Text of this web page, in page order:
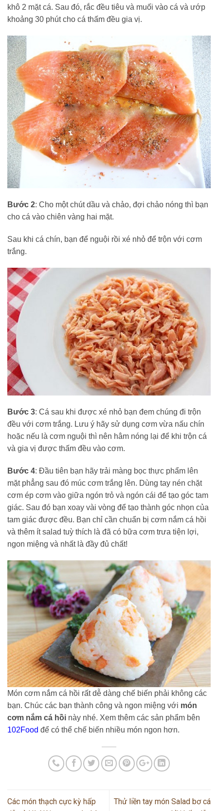
khô 2 mặt cá. Sau đó, rắc đều tiêu và muối vào cá và ướp
khoảng 30 phút cho cá thấm đều gia vị.
Bước 2: Cho một chút dầu và chảo, đợi chảo nóng thì bạn
cho cá vào chiên vàng hai mặt.
Sau khi cá chín, bạn để nguội rồi xé nhỏ để trộn với cơm
trắng.
Bước 3: Cá sau khi được xé nhỏ bạn đem chúng đi trộn
đều với cơm trắng. Lưu ý hãy sử dụng cơm vừa nấu chín
hoặc nếu là cơm nguội thì nên hâm nóng lại để khi trộn cá
và gia vị được thấm đều vào cơm.
Bước 4: Đầu tiên bạn hãy trải màng bọc thực phẩm lên
mặt phẳng sau đó múc cơm trắng lên. Dùng tay nén chặt
cơm ép cơm vào giữa ngón trỏ và ngón cái để tạo góc tam
giác. Sau đó bạn xoay vài vòng để tạo thành góc nhọn của
tam giác được đều. Bạn chỉ cần chuẩn bị cơm nắm cá hồi
và thêm ít salad tuỳ thích là đã có bữa cơm trưa tiện lợi,
ngon miệng và nhất là đầy đủ chất!
Món cơm nắm cá hồi rất dễ dàng chế biến phải không các
bạn. Chúc các bạn thành công và ngon miệng với món
cơm nắm cá hồi này nhé. Xem thêm các sản phẩm bên
102Food để có thể chế biến nhiều món ngon hơn.
Các món thạch cực kỳ hấp
Thử liền tay món Salad bơ cá